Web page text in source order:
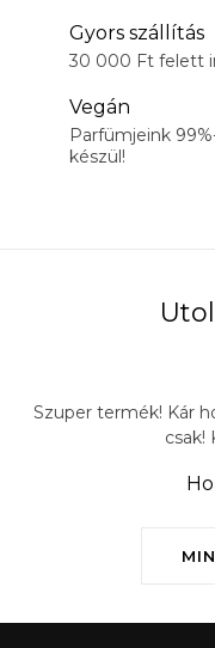
Gyors szállítás
30 000 Ft felett
Vegán
Parfümjeink
készül!
Szuper termék! Kár
csak!